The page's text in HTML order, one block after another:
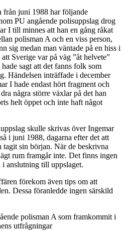
från juni 1988 har följande
PU angående polisuppslag drog
I till minnes att han en gång råkat
polisman A och en viss person,
sig medan man väntade på en hiss i
Sverige var på väg ”åt helvete”
sagt att det fanns folk som
Händelsen inträffade i december
I hade endast hört fragment och
några större växlar på det han
helt öppet och inte haft något
skulle skrivas över Ingemar
i juni 1988, dagarna efter det att
tagit sin början. När de beskrivna
rum framgår inte. Det finns ingen
anslutning till uppslaget.
förekom även tips om att
Dessa föranledde ingen särskild
polisman A som framkommit i
utfrågningar